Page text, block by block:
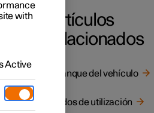
Artículos
relacionados
Arranque del vehículo
Modos de utilización
with
Active